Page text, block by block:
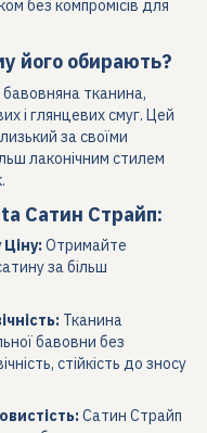
без компромісів для
його обирають?
тканина,
і глянцевих смуг. Цей
за своїми
лаконічним стилем
Сатин Страйп:
Отримайте
за більш
Тканина
бавовни без
стійкість до зносу
Сатин Страйп